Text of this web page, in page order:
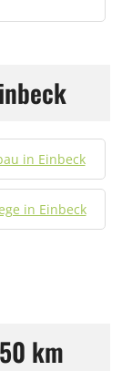
in Einbeck
in Einbeck
km